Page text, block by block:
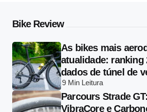
Bike Review
As bikes mais
atualidade: ranking
dados de túnel de
9 Min Leitura
Parcours Strade
VibraCore e